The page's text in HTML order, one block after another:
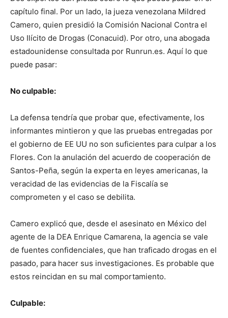
capítulo final. Por un lado, la jueza venezolana Mildred
Camero, quien presidió la Comisión Nacional Contra el
Uso Ilícito de Drogas (Conacuid). Por otro, una abogada
estadounidense consultada por Runrun.es. Aquí lo que
puede pasar:
No culpable:
La defensa tendría que probar que, efectivamente, los
informantes mintieron y que las pruebas entregadas por
el gobierno de EE UU no son suficientes para culpar a los
Flores. Con la anulación del acuerdo de cooperación de
Santos-Peña, según la experta en leyes americanas, la
veracidad de las evidencias de la Fiscalía se
comprometen y el caso se debilita.
Camero explicó que, desde el asesinato en México del
agente de la DEA Enrique Camarena, la agencia se vale
de fuentes confidenciales, que han traficado drogas en el
pasado, para hacer sus investigaciones. Es probable que
estos reincidan en su mal comportamiento.
Culpable: